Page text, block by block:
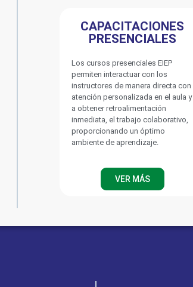
CAPACITACIONES
PRESENCIALES
Los cursos presenciales EIEP
permiten interactuar con los
instructores de manera directa con
atención personalizada en el aula y
a obtener retroalimentación
inmediata, el trabajo colaborativo,
proporcionando un óptimo
ambiente de aprendizaje.
VER MÁS